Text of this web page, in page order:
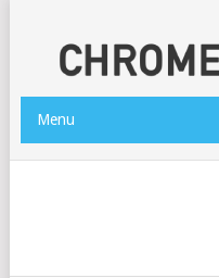
Menu